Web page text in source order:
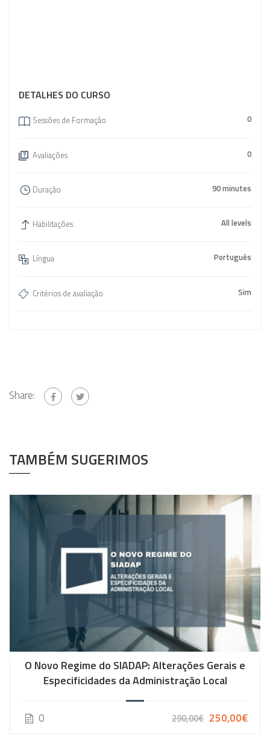
DETALHES DO CURSO
Sessões de Formação 0
Avaliações 0
Duração 90 minutes
Habilitações All levels
Língua Português
Critérios de avaliação Sim
Share:
TAMBÉM SUGERIMOS
O Novo Regime do SIADAP: Alterações Gerais e
Especificidades da Administração Local
0 290,00€ 250,00€